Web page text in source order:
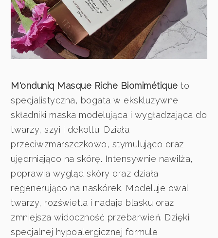
M'onduniq Masque Riche Biomimétique to
specjalistyczna, bogata w ekskluzywne
składniki maska modelująca i wygładzająca do
twarzy, szyi i dekoltu. Działa
przeciwzmarszczkowo, stymulująco oraz
ujędrniająco na skórę. Intensywnie nawilża,
poprawia wygląd skóry oraz działa
regenerująco na naskórek. Modeluje owal
twarzy, rozświetla i nadaje blasku oraz
zmniejsza widoczność przebarwień. Dzięki
specjalnej hypoalergicznej formule